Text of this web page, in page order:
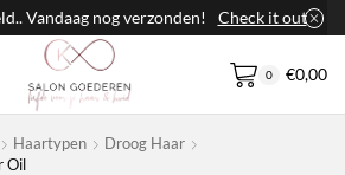
Vandaag nog verzonden! Check it out
0 €0,00
Haartypen
Droog Haar
Oil